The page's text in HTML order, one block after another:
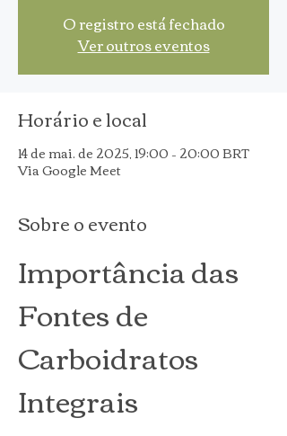
O registro está fechado
Ver outros eventos
Horário e local
14 de mai. de 2025, 19:00 – 20:00 BRT
Via Google Meet
Sobre o evento
Importância das
Fontes de
Carboidratos
Integrais